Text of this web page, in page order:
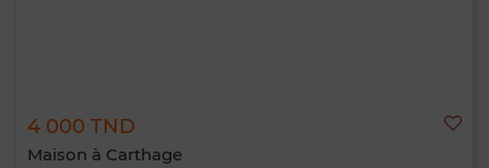
4 000 TND
Maison à Carthage